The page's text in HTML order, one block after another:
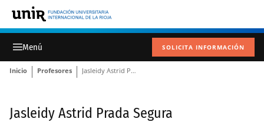
SOLICITA INFORMACIÓN
Inicio Profesores Jasleidy Astrid Prada Segura
Jasleidy Astrid Prada Segura